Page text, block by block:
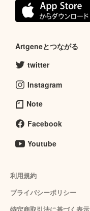
Artgeneとつながる
twitter
Instagram
Note
Facebook
Youtube
利用規約
プライバシーポリシー
特定商取引法に基づく表示